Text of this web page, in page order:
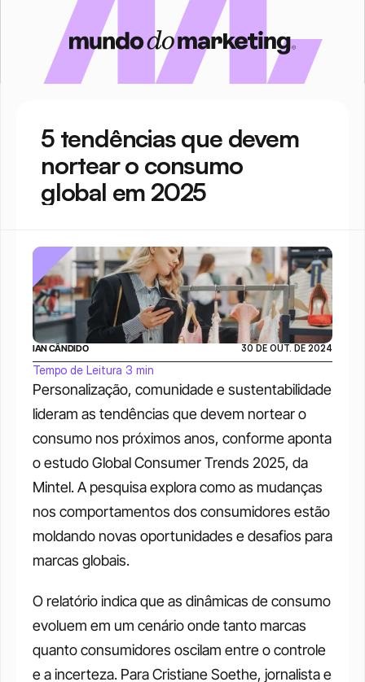
5 tendências que devem
nortear o consumo
global em 2025
Personalização, comunidade e sustentabilidade
lideram as tendências que devem nortear o
consumo nos próximos anos, conforme aponta
o estudo Global Consumer Trends 2025, da
Mintel. A pesquisa explora como as mudanças
nos comportamentos dos consumidores estão
moldando novas oportunidades e desafios para
marcas globais.
O relatório indica que as dinâmicas de consumo
evoluem em um cenário onde tanto marcas
quanto consumidores oscilam entre o controle
e a incerteza. Para Cristiane Soethe, jornalista e
IAN CÂNDIDO 30 DE OUT. DE 2024
Tempo de Leitura 3 min